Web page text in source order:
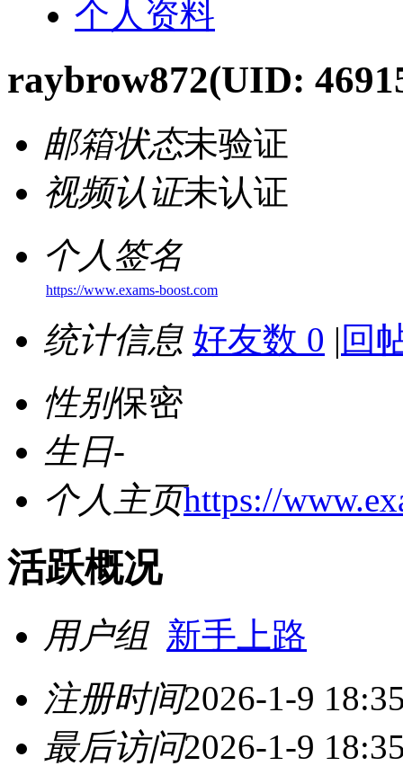
个人资料
raybrow872(UID:
邮箱状态未验证
视频认证未认证
个人签名
https://www.exams-boost.com
统计信息 好友数 0 | 回
性别保密
生日-
个人主页https://
活跃概况
用户组 新手上路
注册时间2026-1-9
最后访问2026-1-9